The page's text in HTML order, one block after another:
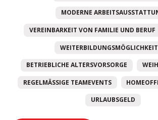
MODERNE
VEREINBARKEIT VON FAMILIE UND BERUF
BETRIEBLICHE ALTERSVORSORGE
REGELMÄSSIGE TEAMEVENTS
URLAUBSGELD